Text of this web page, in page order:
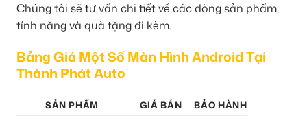
Chúng tôi sẽ tư vấn chi tiết về các dòng sản phẩm,
tính năng và quà tặng đi kèm.
Bảng Giá Một Số Màn Hình Android Tại
Thành Phát Auto
SẢN PHẨM GIÁ BÁN BẢO HÀNH